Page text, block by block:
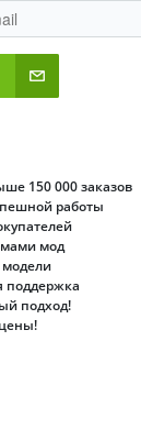
150 000 заказов
работы
мод
поддержка
подход!